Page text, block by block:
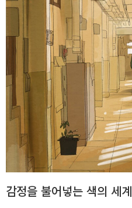
감정을 불어넣는 색의 세계